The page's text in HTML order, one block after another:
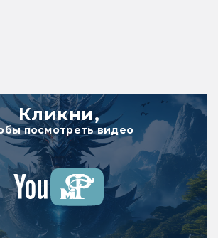
Кликни,
посмотреть видео